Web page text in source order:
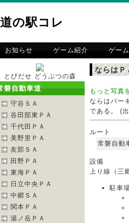
道の駅コレ
お知らせ ゲーム紹介 ゲー
とびだせ どうぶつの森
磐自動車道
守谷ＳＡ
谷田部東ＰＡ
千代田ＰＡ
美野里ＰＡ
友部ＳＡ
田野ＰＡ
東海ＰＡ
日立中央ＰＡ
中郷ＳＡ
関本ＰＡ
湯ノ岳ＰＡ
ならはＰ
もっと写真
ならはパー
である。 (
ルート
常磐自動
設備
上り線（三
駐車